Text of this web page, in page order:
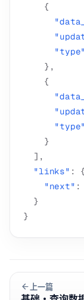
{
"type"
} ,
{
"type"
}
] ,
"links" :
{
"next" :
}
}
上一篇